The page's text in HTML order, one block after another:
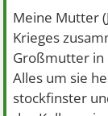
Meine Mutter
Krieges
Großmutter in
Alles um sie
stockfinster